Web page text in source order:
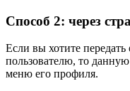
Способ 2: через
Если вы хотите
пользователю, то
меню его профиля.